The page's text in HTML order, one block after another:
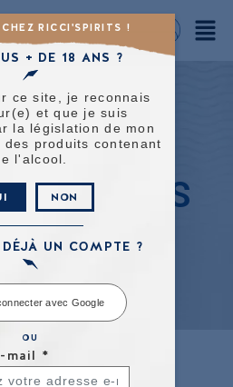
RICCI'SPIRITS !
+ DE 18 ANS ?
ce site, je reconnais
et que je suis
la législation de mon
des produits contenant
l'alcool.
NON
UN COMPTE ?
avec Google
OU
mail *